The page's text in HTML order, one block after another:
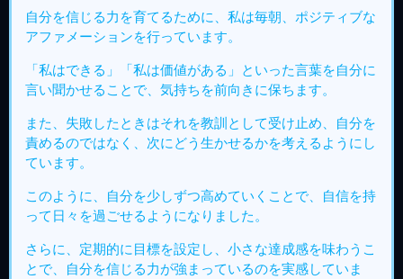
自分を信じる力を育てるために、私は毎朝、ポジティブな
アファメーションを行っています。
「私はできる」「私は価値がある」といった言葉を自分に
言い聞かせることで、気持ちを前向きに保ちます。
また、失敗したときはそれを教訓として受け止め、自分を
責めるのではなく、次にどう生かせるかを考えるようにし
ています。
このように、自分を少しずつ高めていくことで、自信を持
って日々を過ごせるようになりました。
さらに、定期的に目標を設定し、小さな達成感を味わうこ
とで、自分を信じる力が強まっているのを実感していま